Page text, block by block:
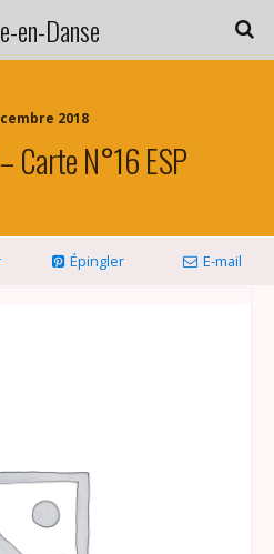
en-Danse
2018
Carte N°16 ESP
Épingler E-mail